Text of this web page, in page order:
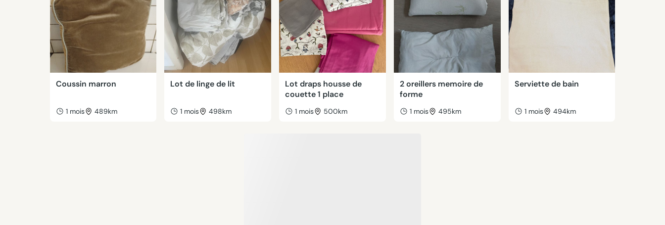
Coussin marron
1 mois 489km
Lot de linge de lit
1 mois 498km
Lot draps housse de
couette 1 place
1 mois 500km
2 oreillers memoire de
forme
1 mois 495km
Serviette de bain
1 mois 494km